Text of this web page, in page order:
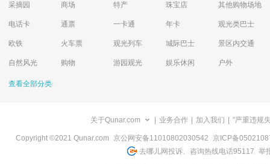
采摘园 商场 特产 珠宝店 其他购物场地
电话卡 通票 一卡通 年卡 观光类巴士
欧铁 火车票 观光列车 城际巴士 景区内交通
自然风光 购物 游园观光 娱乐休闲 户外
查看全部分类
关于Qunar.com 业务合作 加入我们 "严重违规
Copyright ©2021 Qunar.com 京公网安备11010802030542 京ICP备
去哪儿网投诉、咨询热线电话95117 举